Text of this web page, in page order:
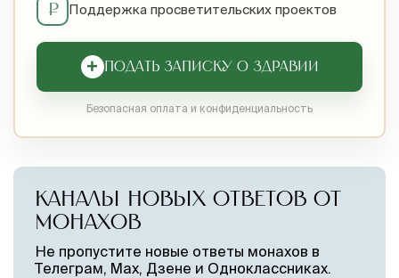
₽ Поддержка просветительских проектов
+ ПОДАТЬ ЗАПИСКУ О ЗДРАВИИ
Безопасная оплата и конфиденциальность
КАНАЛЫ НОВЫХ ОТВЕТОВ ОТ
МОНАХОВ
Не пропустите новые ответы монахов в
Телеграм, Max, Дзене и Одноклассниках.